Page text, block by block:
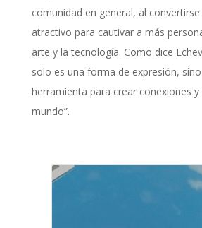
comunidad en general, al
atractivo para cautivar a más
arte y la tecnología. Como dice
solo es una forma de expresión,
herramienta para crear conexiones y
mundo”.